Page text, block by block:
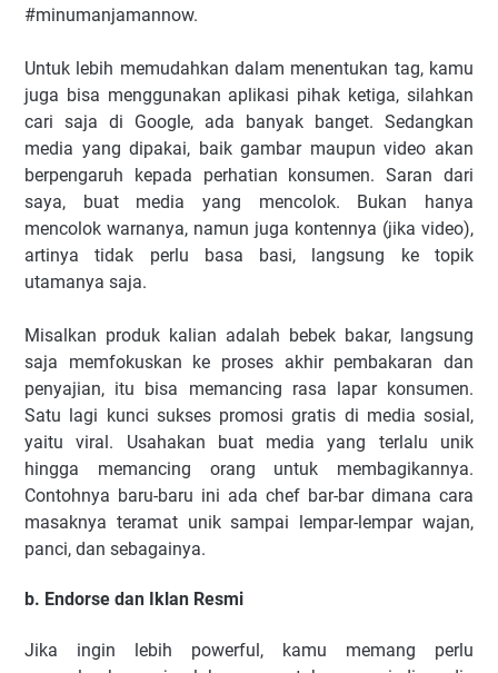
#minumanjamannow.
Untuk lebih memudahkan dalam menentukan tag, kamu
juga bisa menggunakan aplikasi pihak ketiga, silahkan
cari saja di Google, ada banyak banget. Sedangkan
media yang dipakai, baik gambar maupun video akan
berpengaruh kepada perhatian konsumen. Saran dari
saya, buat media yang mencolok. Bukan hanya
mencolok warnanya, namun juga kontennya (jika video),
artinya tidak perlu basa basi, langsung ke topik
utamanya saja.
Misalkan produk kalian adalah bebek bakar, langsung
saja memfokuskan ke proses akhir pembakaran dan
penyajian, itu bisa memancing rasa lapar konsumen.
Satu lagi kunci sukses promosi gratis di media sosial,
yaitu viral. Usahakan buat media yang terlalu unik
hingga memancing orang untuk membagikannya.
Contohnya baru-baru ini ada chef bar-bar dimana cara
masaknya teramat unik sampai lempar-lempar wajan,
panci, dan sebagainya.
b. Endorse dan Iklan Resmi
Jika ingin lebih powerful, kamu memang perlu